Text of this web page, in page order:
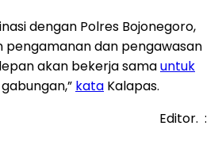
dengan Polres Bojonegoro,
pengamanan dan pengawasan
akan bekerja samauntuk
kata Kalapas.
Editor. :